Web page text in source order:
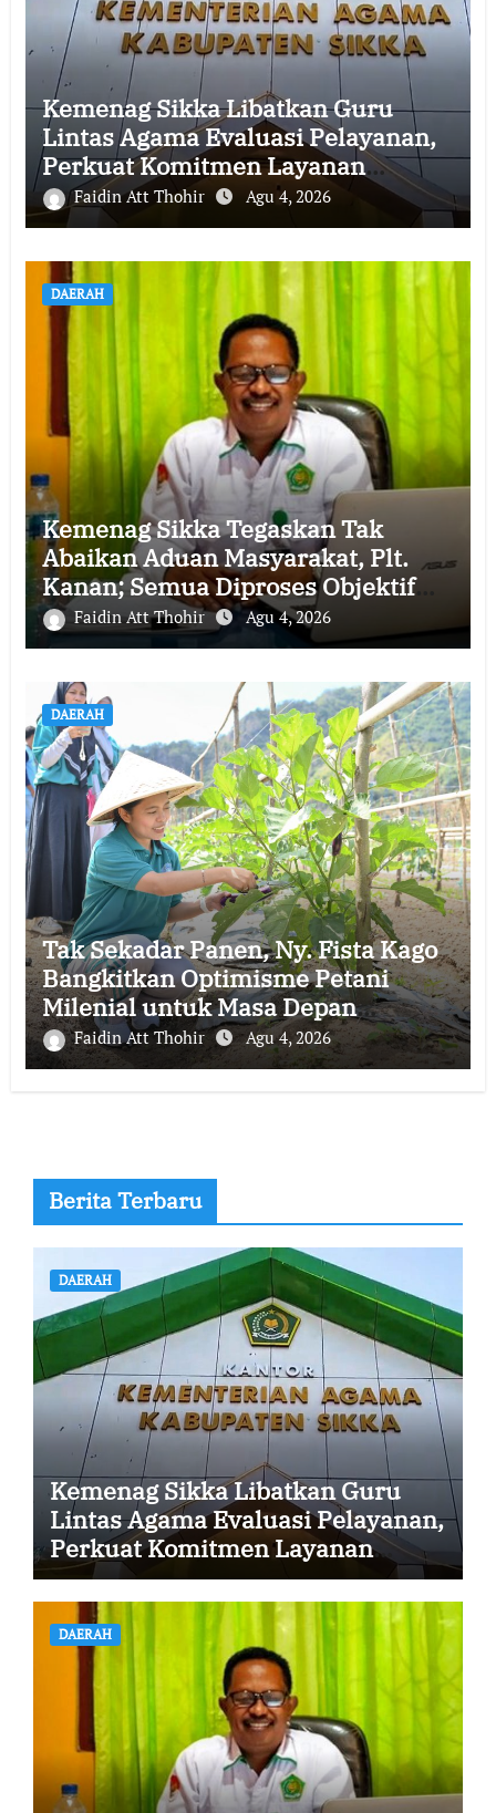
Kemenag Sikka Libatkan Guru
Lintas Agama Evaluasi Pelayanan,
Perkuat Komitmen Layanan
Profesional dan Humanis
Faidin Att Thohir Agu 4, 2026
DAERAH
Kemenag Sikka Tegaskan Tak
Abaikan Aduan Masyarakat, Plt.
Kanan; Semua Diproses Objektif
dan Transparan
Faidin Att Thohir Agu 4, 2026
DAERAH
Tak Sekadar Panen, Ny. Fista Kago
Bangkitkan Optimisme Petani
Milenial untuk Masa Depan
Ketahanan Pangan Sikka
Faidin Att Thohir Agu 4, 2026
Berita Terbaru
DAERAH
Kemenag Sikka Libatkan Guru
Lintas Agama Evaluasi Pelayanan,
Perkuat Komitmen Layanan
Profesional dan Humanis
DAERAH